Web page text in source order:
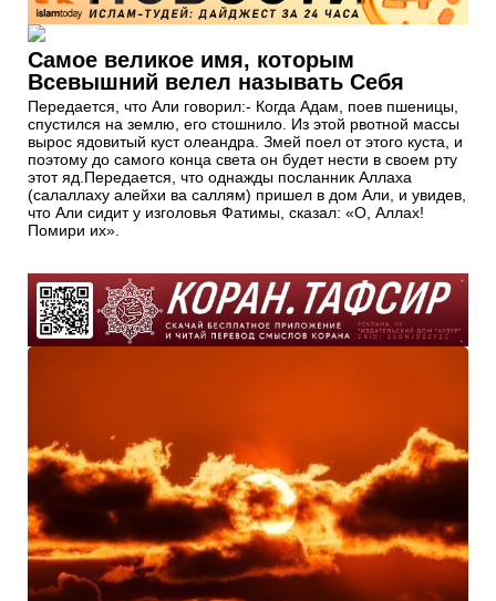
Самое великое имя, которым
Всевышний велел называть Себя
Передается, что Али говорил:- Когда Адам, поев пшеницы,
спустился на землю, его стошнило. Из этой рвотной массы
вырос ядовитый куст олеандра. Змей поел от этого куста, и
поэтому до самого конца света он будет нести в своем рту
этот яд.Передается, что однажды посланник Аллаха
(салаллаху алейхи ва саллям) пришел в дом Али, и увидев,
что Али сидит у изголовья Фатимы, сказал: «О, Аллах!
Помири их».